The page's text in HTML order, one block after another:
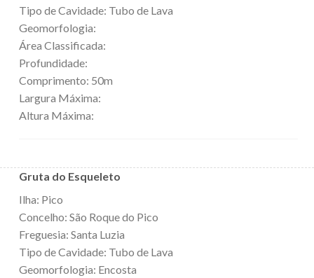
Tipo de Cavidade: Tubo de Lava
Geomorfologia:
Área Classificada:
Profundidade:
Comprimento: 50m
Largura Máxima:
Altura Máxima:
Gruta do Esqueleto
Ilha: Pico
Concelho: São Roque do Pico
Freguesia: Santa Luzia
Tipo de Cavidade: Tubo de Lava
Geomorfologia: Encosta